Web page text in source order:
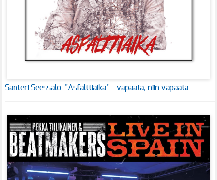
Santeri Seessalo: "Asfalttiaika" – vapaata, niin vapaata